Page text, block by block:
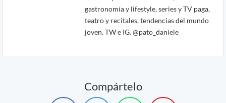
gastronomía y lifestyle, series y TV paga,
teatro y recitales, tendencias del mundo
joven. TW e IG. @pato_daniele
Compártelo